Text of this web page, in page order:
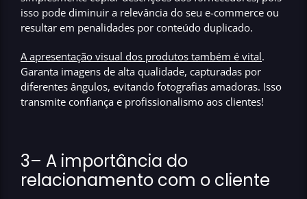
isso pode diminuir a relevância do seu e-commerce ou
resultar em penalidades por conteúdo duplicado.
A apresentação visual dos produtos também é vital.
Garanta imagens de alta qualidade, capturadas por
diferentes ângulos, evitando fotografias amadoras. Isso
transmite confiança e profissionalismo aos clientes!
3– A importância do
relacionamento com o cliente